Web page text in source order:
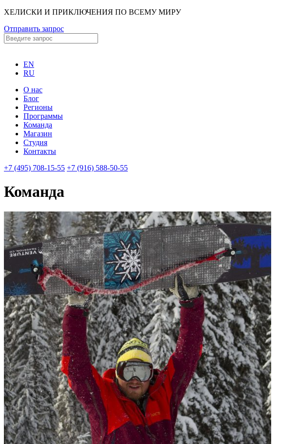
ХЕЛИСКИ И ПРИКЛЮЧЕНИЯ ПО ВСЕМУ МИРУ
Отправить запрос
EN
RU
О нас
Блог
Регионы
Программы
Команда
Магазин
Студия
Контакты
+7 (495) 708-15-55 +7 (916) 588-50-55
Команда